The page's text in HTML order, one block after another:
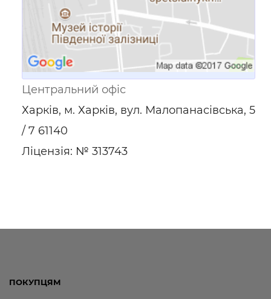
Центральний офіс
Харків, м. Харків, вул. Малопанасівська, 5
/ 7 61140
Ліцензія: № 313743
ПОКУПЦЯМ